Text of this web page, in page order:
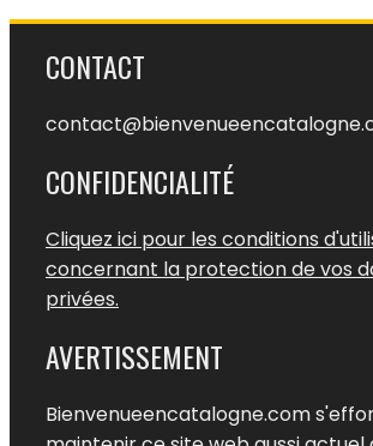
CONTACT
CONFIDENCIALITÉ
Cliquez ici pour les conditions
concernant la protection de vos
privées.
AVERTISSEMENT
Bienvenueencatalogne.com